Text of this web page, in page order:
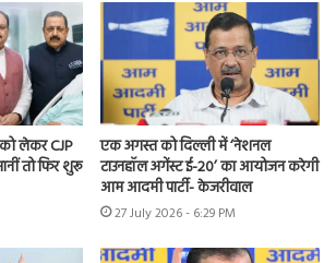
को लेकर CJP
तो फिर शुरू
एक अगस्त को दिल्ली में ‘नेशनल
टाउनहॉल अगेंस्ट ई-20’ का आयोजन करेगी
आम आदमी पार्टी- केजरीवाल
27 July 2026 - 6:29 PM